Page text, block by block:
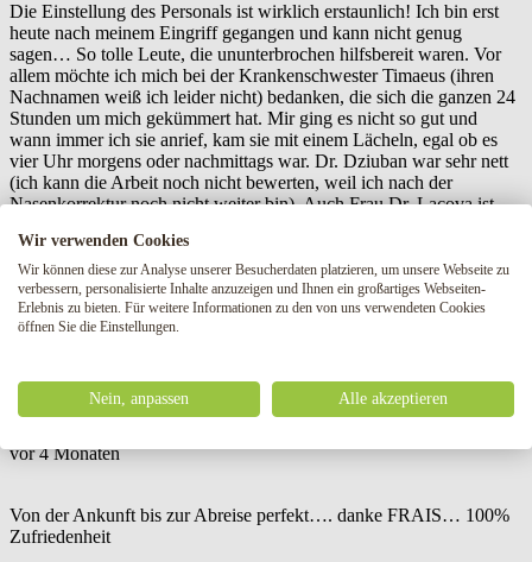
Die Einstellung des Personals ist wirklich erstaunlich! Ich bin erst
heute nach meinem Eingriff gegangen und kann nicht genug
sagen… So tolle Leute, die ununterbrochen hilfsbereit waren. Vor
allem möchte ich mich bei der Krankenschwester Timaeus (ihren
Nachnamen weiß ich leider nicht) bedanken, die sich die ganzen 24
Stunden um mich gekümmert hat. Mir ging es nicht so gut und
wann immer ich sie anrief, kam sie mit einem Lächeln, egal ob es
vier Uhr morgens oder nachmittags war. Dr. Dziuban war sehr nett
(ich kann die Arbeit noch nicht bewerten, weil ich nach der
Nasenkorrektur noch nicht weiter bin). Auch Frau Dr. Lacova ist
Namen nicht), Frau Krankenschwester Ivetka und auch die
Marketingabteilung hat tolle Leute ❤️. Vielen Dank für alles, Sarah
❤️
vor 4 Monaten
Von der Ankunft bis zur Abreise perfekt…. danke FRAIS… 100%
Zufriedenheit
Wir verwenden Cookies
Wir können diese zur Analyse unserer Besucherdaten platzieren, um unsere Webseite zu
verbessern, personalisierte Inhalte anzuzeigen und Ihnen ein großartiges Webseiten-
Erlebnis zu bieten. Für weitere Informationen zu den von uns verwendeten Cookies
öffnen Sie die Einstellungen.
Nein, anpassen Alle akzeptieren